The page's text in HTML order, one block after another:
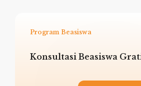
Program Beasiswa
Konsultasi Beasiswa